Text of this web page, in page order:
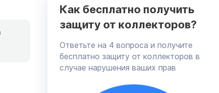
Как бесплатно получить
защиту от коллекторов?
Ответьте на 4 вопроса и получите
бесплатно защиту от коллекторов в
случае нарушения ваших прав